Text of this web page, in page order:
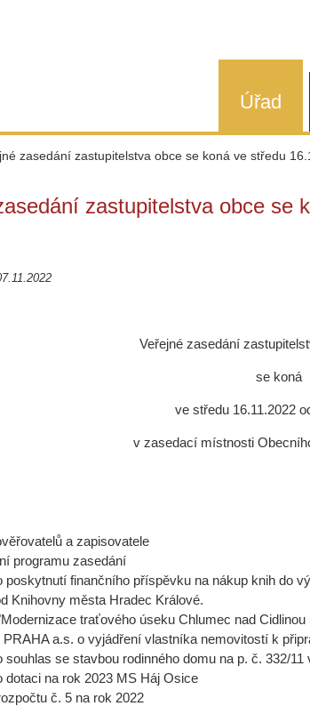
Úřad
zasedání zastupitelstva obce se koná ve středu
zastupitelstva obce se
Veřejné zasedání
se koná
ve středu 16.11.2022
v zasedací místnosti
a zapisovatele
programu zasedání
poskytnutí finančního příspěvku na nákup knih do
Knihovny města Hradec Králové.
traťového úseku Chlumec nad
PRAHA a.s. o vyjádření vlastníka nemovitostí k
souhlas se stavbou rodinného domu na p. č. 332/
dotaci na rok 2023 MS Háj Osice
č. 5 na rok 2022